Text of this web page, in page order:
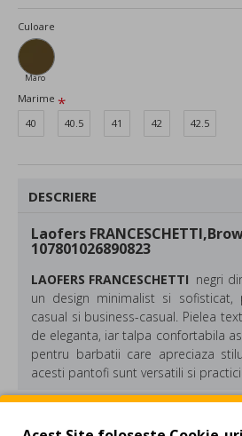
Culoare
Maro
Marime
40
40.5 41 42 42.5
DESCRIERE
Laofers
107801026890823
LAOFERS FRANCESCHETTI negri
un design minimalist si sofisticat,
casual si business-casual. Pielea
de eleganta, iar talpa confortabila
pentru barbatii care apreciaza
acesti pantofi sunt versatili si practici.
Compozitie: Piele
REVIEW-URI